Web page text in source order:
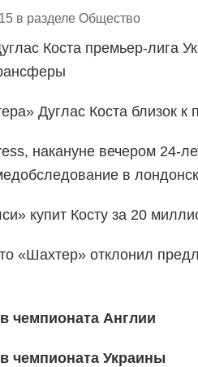
в разделе Общество
Коста премьер-лига
Дуглас Коста близок к
накануне вечером 24-
в
купит Косту за 20
«Шахтер» отклонил
чемпионата Англии
чемпионата Украины